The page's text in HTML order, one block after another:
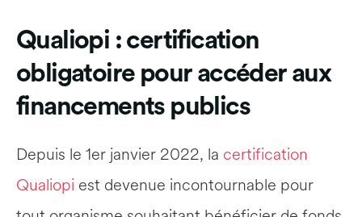
Qualiopi : certification
obligatoire pour accéder aux
financements publics
Depuis le 1er janvier 2022, la certification
Qualiopi est devenue incontournable pour